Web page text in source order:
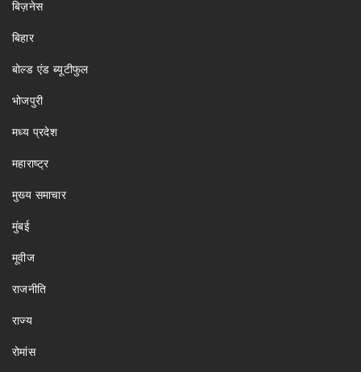
बिज़नेस
बिहार
बोल्ड एंड ब्यूटीफुल
भोजपुरी
मध्य प्रदेश
महाराष्ट्र
मुख्य समाचार
मुंबई
मूवीज
राजनीति
राज्य
रोमांस